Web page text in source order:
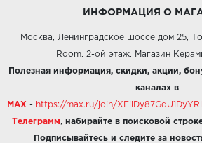
ИНФОРМАЦИЯ О
Москва, Ленинградское шоссе дом 25,
Room, 2-ой этаж, Магазин
Полезная информация, скидки, акции,
каналах в
MAX - https://max.ru/join/
Телеграмм набирайте в поисковой
Подписывайтесь и следите за